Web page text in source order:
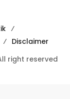
Disclaimer
right reserved